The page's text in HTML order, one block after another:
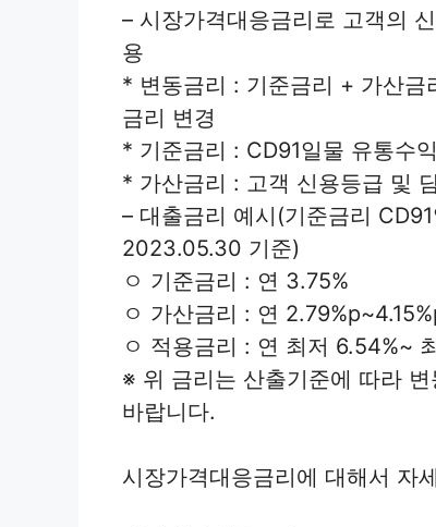
– 시장가격대응금리로 고객의
용
* 변동금리 : 기준금리 + 가산금
금리 변경
* 기준금리 : CD91일물 유통수
* 가산금리 : 고객 신용등급 및
– 대출금리 예시(기준금리
2023.05.30 기준)
ㅇ 기준금리 : 연 3.75%
ㅇ 가산금리 : 연
ㅇ 적용금리 : 연 최저 6.54%~
※ 위 금리는 산출기준에 따라
바랍니다.
시장가격대응금리에 대해서 자